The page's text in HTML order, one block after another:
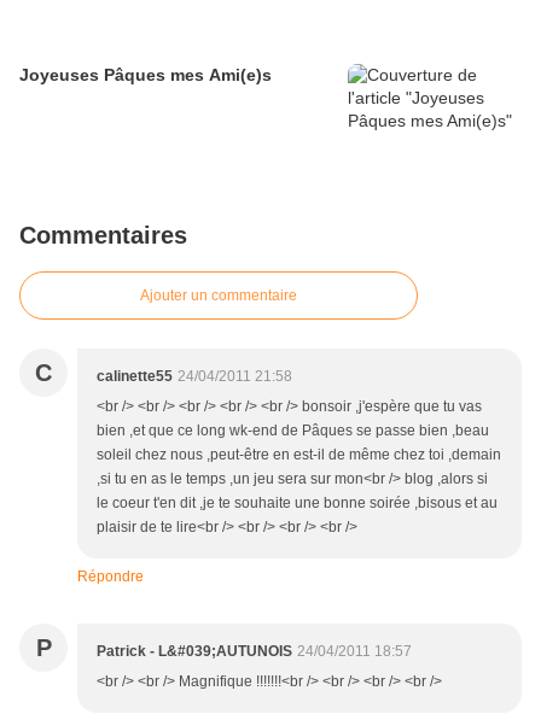
Joyeuses Pâques mes Ami(e)s
Commentaires
Ajouter un commentaire
C calinette55 24/04/2011 21:58
<br /> <br /> <br /> <br /> <br /> bonsoir ,j'espère que tu vas
bien ,et que ce long wk-end de Pâques se passe bien ,beau
soleil chez nous ,peut-être en est-il de même chez toi ,demain
,si tu en as le temps ,un jeu sera sur mon<br /> blog ,alors si
le coeur t'en dit ,je te souhaite une bonne soirée ,bisous et au
plaisir de te lire<br /> <br /> <br /> <br />
Répondre
P Patrick - L&#039;AUTUNOIS 24/04/2011 18:57
<br /> <br /> Magnifique !!!!!!!<br /> <br /> <br /> <br />